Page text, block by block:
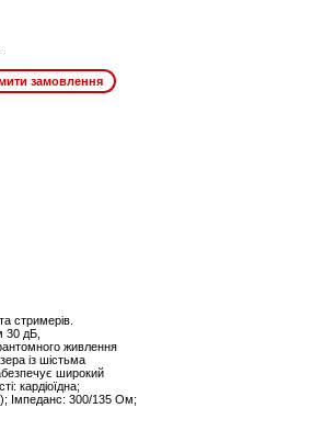
стримерів.
30 дБ,
живлення
із шістьма
широкий
кардіоїдна;
Імпеданс: 300/135 Ом;